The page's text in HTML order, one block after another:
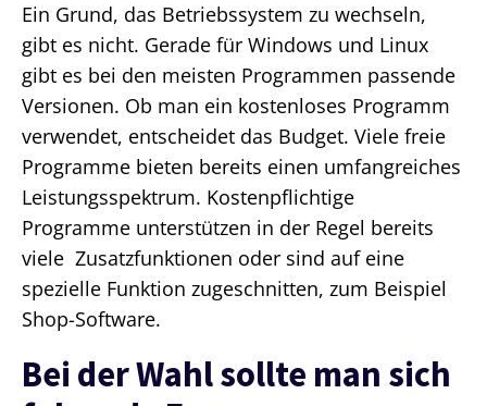
Ein Grund, das Betriebssystem zu wechseln,
gibt es nicht. Gerade für Windows und Linux
gibt es bei den meisten Programmen passende
Versionen. Ob man ein kostenloses Programm
verwendet, entscheidet das Budget. Viele freie
Programme bieten bereits einen umfangreiches
Leistungsspektrum. Kostenpflichtige
Programme unterstützen in der Regel bereits
viele Zusatzfunktionen oder sind auf eine
spezielle Funktion zugeschnitten, zum Beispiel
Shop-Software.
Bei der Wahl sollte man sich